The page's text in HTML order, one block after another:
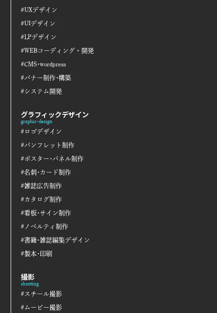
#UXデザイン
#UIデザイン
#LPデザイン
#WEBコーディング・開発
#CMS･wordpress
#バナー制作･構築
#システム開発
グラフィックデザイン
graphic-design
#ロゴデザイン
#パンフレット制作
#ポスター･パネル制作
#名刺･カード制作
#雑誌広告制作
#カタログ制作
#看板･サイン制作
#ノベルティ制作
#書籍･雑誌編集デザイン
#製本･印刷
撮影
shooting
#スチール撮影
#ムービー撮影